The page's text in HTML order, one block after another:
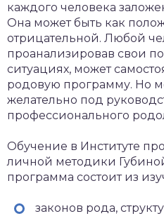
каждого человека
Она может быть как
отрицательной. Любой
проанализировав свои
ситуациях, может
родовую программу. Но
желательно под
профессионального
Обучение в Институте
личной методики
программа состоит из
законов рода,